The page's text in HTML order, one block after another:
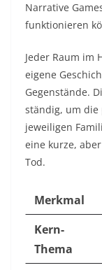
Narrative
funktionieren
Jeder Raum im
eigene
Gegenstände.
ständig, um die
jeweiligen
eine kurze,
Tod.
Merkmal
Kern-
Thema